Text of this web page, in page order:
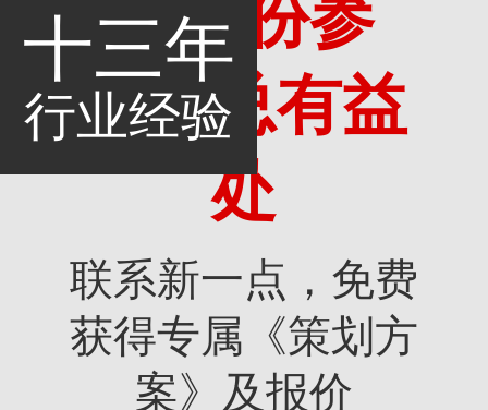
十三年
行业经验
多一份参
考，总有益
处
联系新一点，免费
获得专属《策划方
案》及报价